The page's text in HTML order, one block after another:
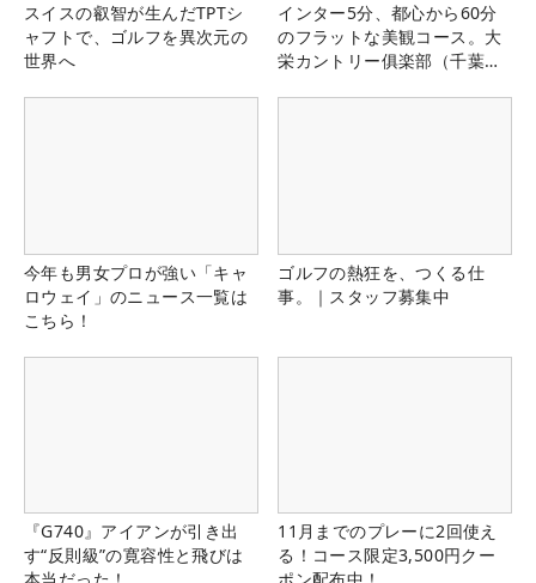
スイスの叡智が生んだTPTシ
ャフトで、ゴルフを異次元の
世界へ
インター5分、都心から60分
のフラットな美観コース。大
栄カントリー俱楽部（千葉
今年も男女プロが強い「キャ
ロウェイ」のニュース一覧は
こちら！
ゴルフの熱狂を、つくる仕
事。｜スタッフ募集中
『G740』アイアンが引き出
す“反則級”の寛容性と飛びは
11月までのプレーに2回使え
る！コース限定3,500円クー